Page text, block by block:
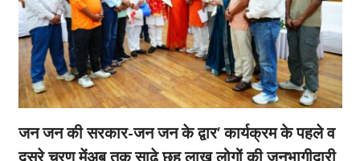
जन जन की सरकार-जन जन के द्वार’ कार्यक्रम के पहले व
दूसरे चरण मेंअब तक साढ़े छह लाख लोगों की जनभागीदारी